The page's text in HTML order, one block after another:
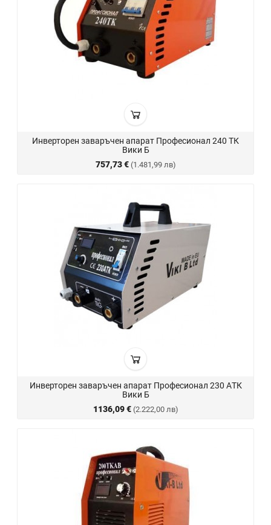
Инверторен заваръчен апарат Професионал 240 ТК
Вики Б
757,73 € (1.481,99 лв)
Инверторен заваръчен апарат Професионал 230 AТК
Вики Б
1136,09 € (2.222,00 лв)